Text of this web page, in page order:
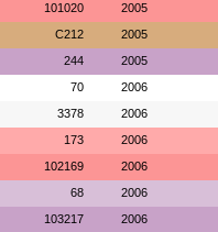
101020 2005
C212 2005
244 2005
70 2006
3378 2006
173 2006
102169 2006
68 2006
103217 2006